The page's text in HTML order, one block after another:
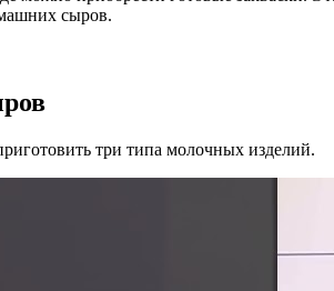
сыров.
три типа молочных изделий.